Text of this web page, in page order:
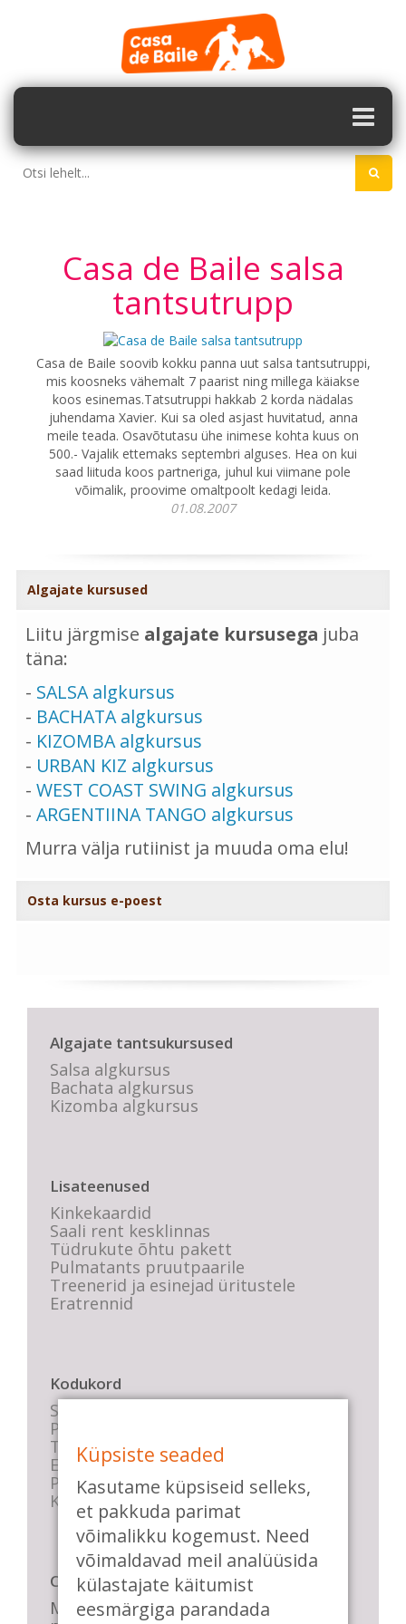
Casa de Baile salsa
tantsutrupp
Casa de Baile soovib kokku panna uut salsa tantsutruppi,
mis koosneks vähemalt 7 paarist ning millega käiakse
koos esinemas.Tatsutruppi hakkab 2 korda nädalas
juhendama Xavier. Kui sa oled asjast huvitatud, anna
meile teada. Osavõtutasu ühe inimese kohta kuus on
500.- Vajalik ettemaks septembri alguses. Hea on kui
saad liituda koos partneriga, juhul kui viimane pole
võimalik, proovime omaltpoolt kedagi leida.
01.08.2007
Algajate kursused
Liitu järgmise algajate kursusega juba
täna:
- SALSA algkursus
- BACHATA algkursus
- KIZOMBA algkursus
- URBAN KIZ algkursus
- WEST COAST SWING algkursus
- ARGENTIINA TANGO algkursus
Murra välja rutiinist ja muuda oma elu!
Osta kursus e-poest
Algajate tantsukursused
Salsa algkursus
Bachata algkursus
Kizomba algkursus
Lisateenused
Kinkekaardid
Saali rent kesklinnas
Tüdrukute õhtu pakett
Pulmatants pruutpaarile
Treenerid ja esinejad üritustele
Eratrennid
Kodukord
Stuudio sisekord
Privaatsustingimused
Tasemete kirjeldused
E-poe tingimused
Parkimise info
KKK
Casa de Baile
Me pühendume lõbusale olemisele,
Küpsiste seaded
Kasutame küpsiseid selleks,
et pakkuda parimat
võimalikku kogemust. Need
võimaldavad meil analüüsida
külastajate käitumist
eesmärgiga parandada